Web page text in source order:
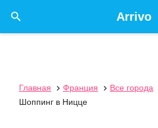
Arrivo

Главная  Франция  Все города
Шоппинг в Ницце